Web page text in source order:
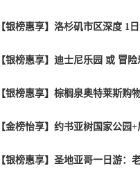
【银榜惠享】洛杉矶市区深度 1
【银榜惠享】迪士尼乐园 或 冒
【银榜惠享】棕榈泉奥特莱斯购
【金榜怡享】约书亚树国家公园
【银榜惠享】圣地亚哥一日游：